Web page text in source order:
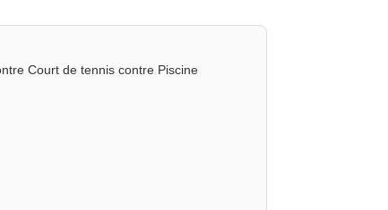
Court de tennis contre Piscine